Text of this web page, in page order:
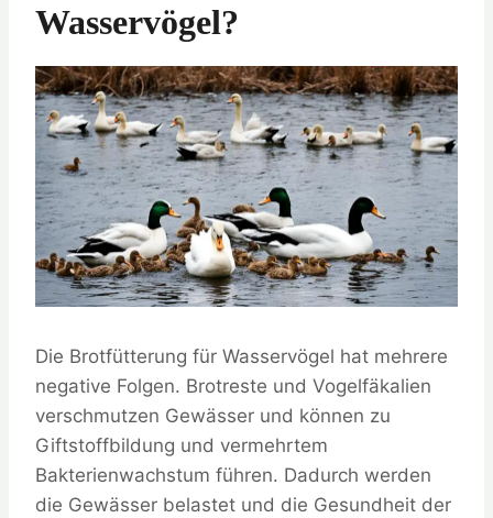
Wasservögel?
Die Brotfütterung für Wasservögel hat mehrere
negative Folgen. Brotreste und Vogelfäkalien
verschmutzen Gewässer und können zu
Giftstoffbildung und vermehrtem
Bakterienwachstum führen. Dadurch werden
die Gewässer belastet und die Gesundheit der